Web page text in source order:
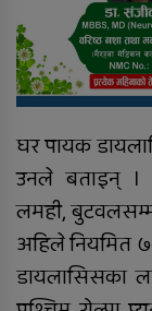
घर पायक
उनले बताइन् ।
लमही,
अहिले नियमित
डायलासिसका